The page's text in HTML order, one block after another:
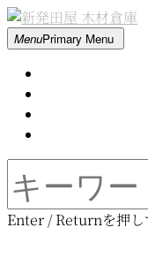
Skip
to
新
発
田
屋
木
MenuPrimary Menu
for:
Enter / Returnを押し